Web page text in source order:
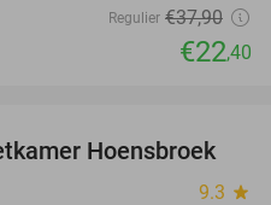
Regulier €37,90
€22,40
44%
Hoensbroek
9.3 star